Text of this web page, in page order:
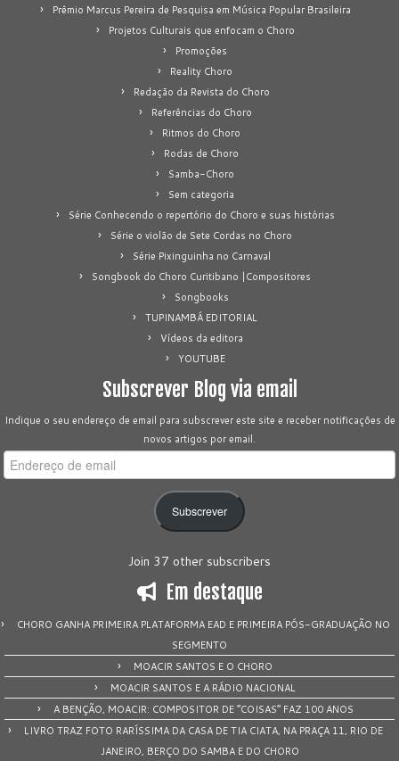
Prêmio Marcus Pereira de Pesquisa em Música Popular Brasileira
Projetos Culturais que enfocam o Choro
Promoções
Reality Choro
Redação da Revista do Choro
Referências do Choro
Ritmos do Choro
Rodas de Choro
Samba-Choro
Sem categoria
Série Conhecendo o repertório do Choro e suas histórias
Série o violão de Sete Cordas no Choro
Série Pixinguinha no Carnaval
Songbook do Choro Curitibano |Compositores
Songbooks
TUPINAMBÁ EDITORIAL
Vídeos da editora
YOUTUBE
Subscrever Blog via email
Indique o seu endereço de email para subscrever este site e receber notificações de
novos artigos por email.
Endereço
de
Subscrever
Join 37 other subscribers
Em destaque
CHORO GANHA PRIMEIRA PLATAFORMA EAD E PRIMEIRA PÓS-GRADUAÇÃO NO
SEGMENTO
MOACIR SANTOS E O CHORO
MOACIR SANTOS E A RÁDIO NACIONAL
A BENÇÃO, MOACIR: COMPOSITOR DE “COISAS” FAZ 100 ANOS
LIVRO TRAZ FOTO RARÍSSIMA DA CASA DE TIA CIATA, NA PRAÇA 11, RIO DE
JANEIRO, BERÇO DO SAMBA E DO CHORO